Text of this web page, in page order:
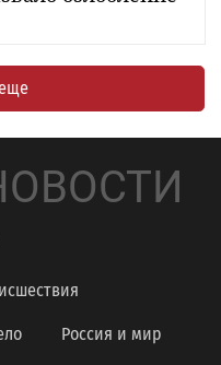
Россия и мир